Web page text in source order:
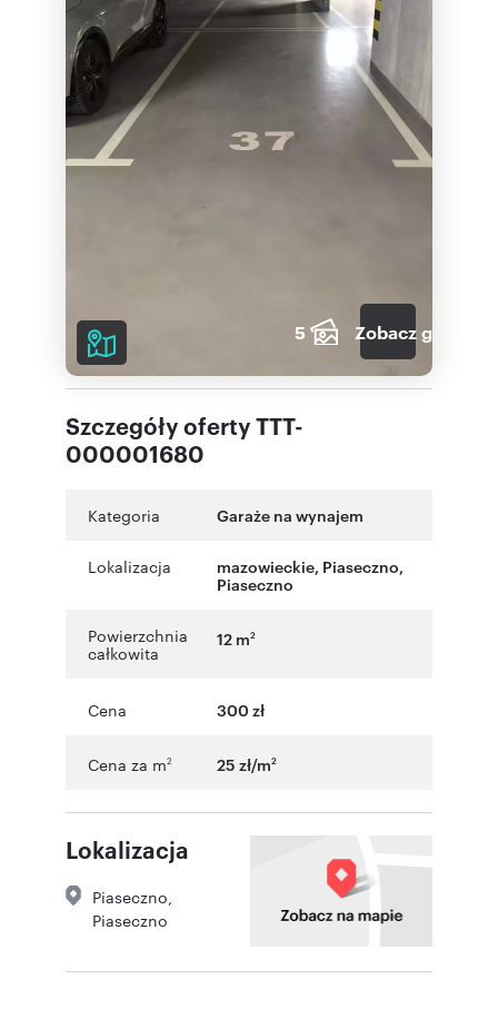
5 Zobacz galerię
Szczegóły oferty TTT-
000001680
Kategoria Garaże na wynajem
Lokalizacja mazowieckie, Piaseczno,
Piaseczno
Powierzchnia
całkowita
12 m2
Cena 300 zł
Cena za m2 25 zł/m2
Lokalizacja
Piaseczno
Piaseczno